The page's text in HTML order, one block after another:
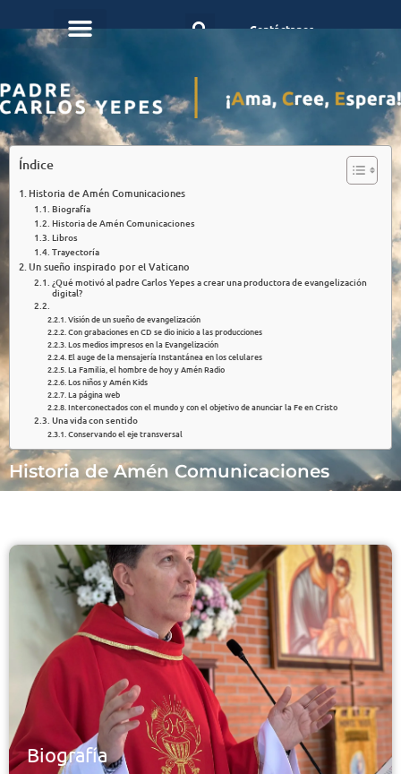
Contáctanos
Índice
Historia de Amén Comunicaciones
Biografía
Historia de Amén Comunicaciones
Libros
Trayectoría
Un sueño inspirado por el Vaticano
¿Qué motivó al padre Carlos Yepes a crear una productora de evangelización
digital?
Visión de un sueño de evangelización
Con grabaciones en CD se dio inicio a las producciones
Los medios impresos en la Evangelización
El auge de la mensajería Instantánea en los celulares
La Familia, el hombre de hoy y Amén Radio
Los niños y Amén Kids
La página web
Interconectados con el mundo y con el objetivo de anunciar la Fe en Cristo
Una vida con sentido
Conservando el eje transversal
Historia de Amén Comunicaciones
Biografía